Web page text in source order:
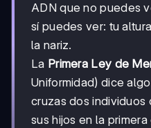
ADN que no puedes
sí puedes ver: tu
la nariz.
La Primera Ley de
Uniformidad) dice
cruzas dos individuos
sus hijos en la